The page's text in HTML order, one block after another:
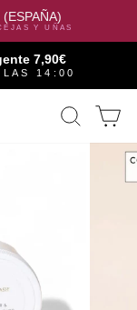
Y UÑAS
7,90€
LAS 14:00